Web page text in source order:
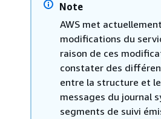
Note
AWS met
modifications du
raison de ces
constater des
entre la structure et
messages du journal
segments de suivi